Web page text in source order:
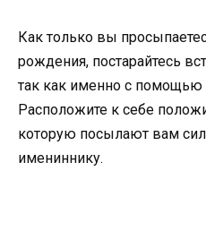
Как только вы
рождения, постарайтесь
так как именно с помощью
Расположите к себе
которую посылают вам
имениннику.